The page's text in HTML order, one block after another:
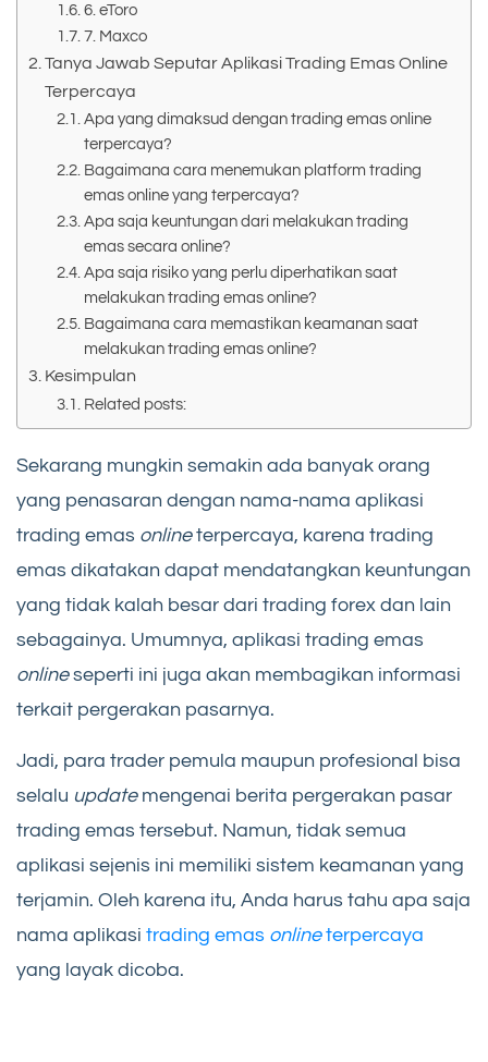
6. eToro
7. Maxco
Tanya Jawab Seputar Aplikasi Trading Emas Online
Terpercaya
Apa yang dimaksud dengan trading emas online
terpercaya?
Bagaimana cara menemukan platform trading
emas online yang terpercaya?
Apa saja keuntungan dari melakukan trading
emas secara online?
Apa saja risiko yang perlu diperhatikan saat
melakukan trading emas online?
Bagaimana cara memastikan keamanan saat
melakukan trading emas online?
Kesimpulan
Related posts:
Sekarang mungkin semakin ada banyak orang
yang penasaran dengan nama-nama aplikasi
trading emas onlineterpercaya, karena trading
emas dikatakan dapat mendatangkan keuntungan
yang tidak kalah besar dari trading forex dan lain
sebagainya. Umumnya, aplikasi trading emas
onlineseperti ini juga akan membagikan informasi
terkait pergerakan pasarnya.
Jadi, para trader pemula maupun profesional bisa
selalu update mengenai berita pergerakan pasar
trading emas tersebut. Namun, tidak semua
aplikasi sejenis ini memiliki sistem keamanan yang
terjamin. Oleh karena itu, Anda harus tahu apa saja
nama aplikasi trading emas onlineterpercaya
yang layak dicoba.